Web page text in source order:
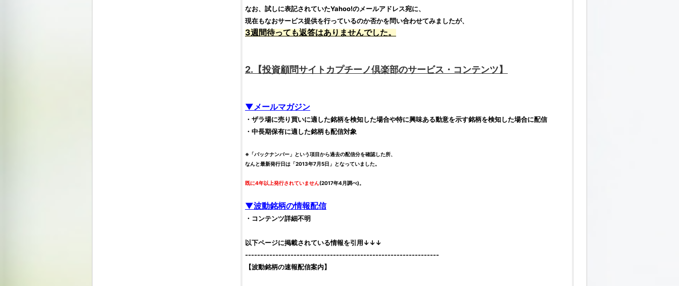
なお、試しに表記されていたYahoo!のメールアドレス宛に、
現在もなおサービス提供を行っているのか否かを問い合わせてみましたが、
3週間待っても返答はありませんでした。
2.【投資顧問サイト カプチーノ倶楽部のサービス・コンテンツ】
▼メールマガジン
・ザラ場に売り買いに適した銘柄を検知した場合や特に興味ある動意を示す銘柄を検知した場合に配信
・中長期保有に適した銘柄も配信対象
※「バックナンバー」という項目から過去の配信分を確認した所、
なんと最新発行日は「2013年7月5日」となっていました。
既に4年以上発行されていません(2017年4月調べ)。
▼波動銘柄の情報配信
・コンテンツ詳細不明
以下ページに掲載されている情報を引用↓↓↓
----------------------------------------------------------------
【波動銘柄の速報配信案内】